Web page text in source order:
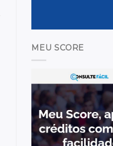
MEU SCORE